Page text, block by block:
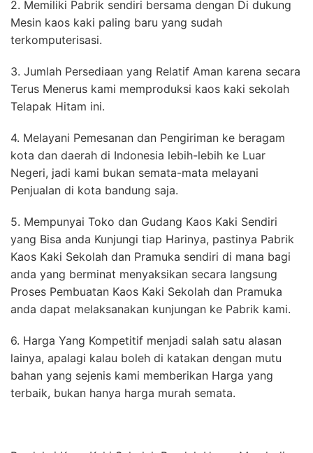
2. Memiliki Pabrik sendiri bersama dengan Di dukung
Mesin kaos kaki paling baru yang sudah
terkomputerisasi.
3. Jumlah Persediaan yang Relatif Aman karena secara
Terus Menerus kami memproduksi kaos kaki sekolah
Telapak Hitam ini.
4. Melayani Pemesanan dan Pengiriman ke beragam
kota dan daerah di Indonesia lebih-lebih ke Luar
Negeri, jadi kami bukan semata-mata melayani
Penjualan di kota bandung saja.
5. Mempunyai Toko dan Gudang Kaos Kaki Sendiri
yang Bisa anda Kunjungi tiap Harinya, pastinya Pabrik
Kaos Kaki Sekolah dan Pramuka sendiri di mana bagi
anda yang berminat menyaksikan secara langsung
Proses Pembuatan Kaos Kaki Sekolah dan Pramuka
anda dapat melaksanakan kunjungan ke Pabrik kami.
6. Harga Yang Kompetitif menjadi salah satu alasan
lainya, apalagi kalau boleh di katakan dengan mutu
bahan yang sejenis kami memberikan Harga yang
terbaik, bukan hanya harga murah semata.